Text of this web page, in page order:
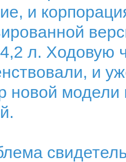
и
л. Ходовую
и
новой